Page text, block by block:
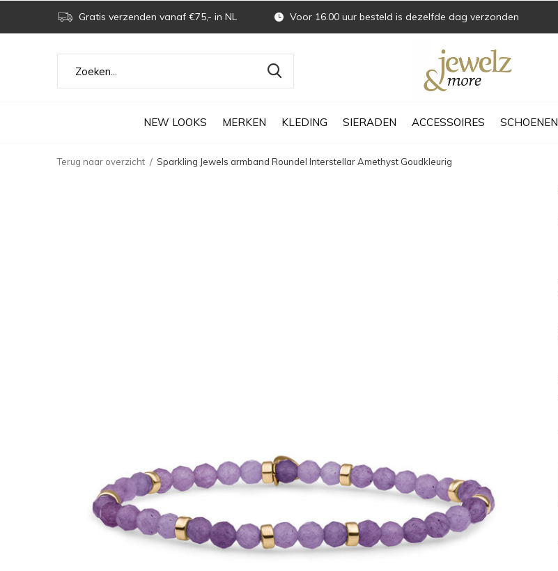
NEW LOOKS MERKEN KLEDING SIERADEN ACCESSOIRES SCHOENEN
Gratis verzenden vanaf €75,- in NL Voor 16.00 uur besteld is dezelfde dag verzonden
Terug naar overzicht Sparkling Jewels armband Roundel Interstellar Amethyst Goudkleurig